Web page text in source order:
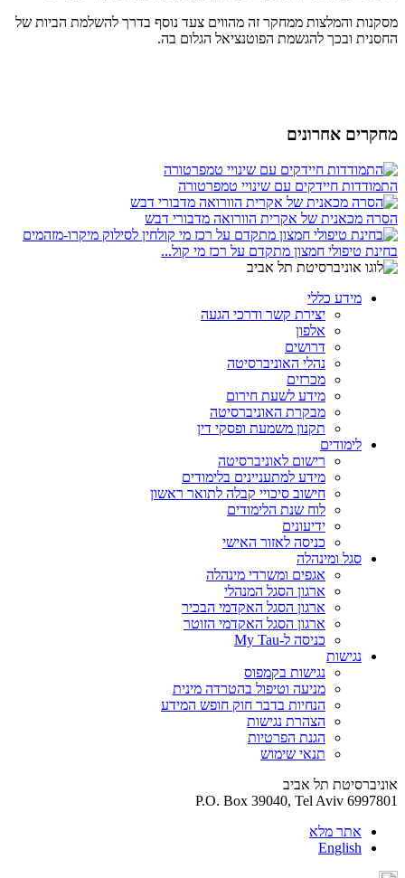
מסקנות והמלצות ממחקר זה מהווים צעד נוסף בדרך להשלמת הביות של
החסנית ובכך להגשמת הפוטנציאל הגלום בה.
מחקרים אחרונים
התמודדות חיידקים עם שינויי טמפרטורה
הסרה מכאנית של אקרית הוורואה מדבורי דבש
בחינת טיפולי חמצון מתקדם על רכז מי קול...
מידע כללי
יצירת קשר ודרכי הגעה
אלפון
דרושים
נהלי האוניברסיטה
מכרזים
מידע לשעת חירום
מבקרת האוניברסיטה
תקנון משמעת ופסקי דין
לימודים
רישום לאוניברסיטה
מידע למתעניינים בלימודים
חישוב סיכויי קבלה לתואר ראשון
לוח שנת הלימודים
ידיעונים
כניסה לאזור האישי
סגל ומינהלה
אגפים ומשרדי מינהלה
ארגון הסגל המנהלי
ארגון הסגל האקדמי הבכיר
ארגון הסגל האקדמי הזוטר
כניסה ל-My Tau
נגישות
נגישות בקמפוס
מניעה וטיפול בהטרדה מינית
הנחיות בדבר חוק חופש המידע
הצהרת נגישות
הגנת הפרטיות
תנאי שימוש
אוניברסיטת תל אביב
P.O. Box 39040, Tel Aviv 6997801
אתר מלא
English